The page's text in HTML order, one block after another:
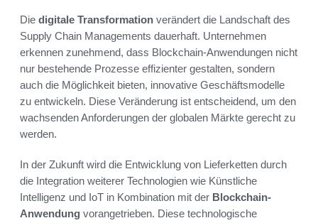
Die digitale Transformation verändert die Landschaft des
Supply Chain Managements dauerhaft. Unternehmen
erkennen zunehmend, dass Blockchain-Anwendungen nicht
nur bestehende Prozesse effizienter gestalten, sondern
auch die Möglichkeit bieten, innovative Geschäftsmodelle
zu entwickeln. Diese Veränderung ist entscheidend, um den
wachsenden Anforderungen der globalen Märkte gerecht zu
werden.
In der Zukunft wird die Entwicklung von Lieferketten durch
die Integration weiterer Technologien wie Künstliche
Intelligenz und IoT in Kombination mit der Blockchain-
Anwendung vorangetrieben. Diese technologische